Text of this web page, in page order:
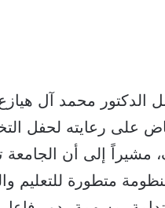
الدكتور محمد آل
على رعايته لحفل
مشيراً إلى أن
متطورة للتعليم